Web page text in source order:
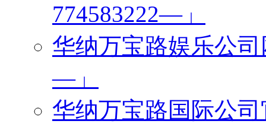
774583222—」
华纳万宝路娱乐公
—」
华纳万宝路国际公